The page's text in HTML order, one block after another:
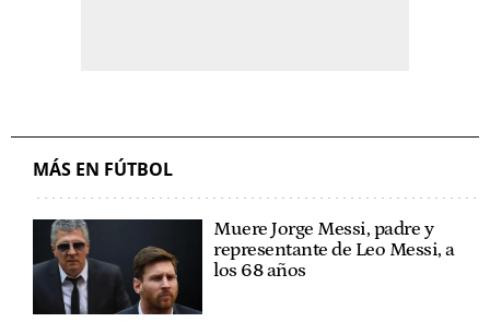
MÁS EN FÚTBOL
Muere Jorge Messi, padre y
representante de Leo Messi, a
los 68 años